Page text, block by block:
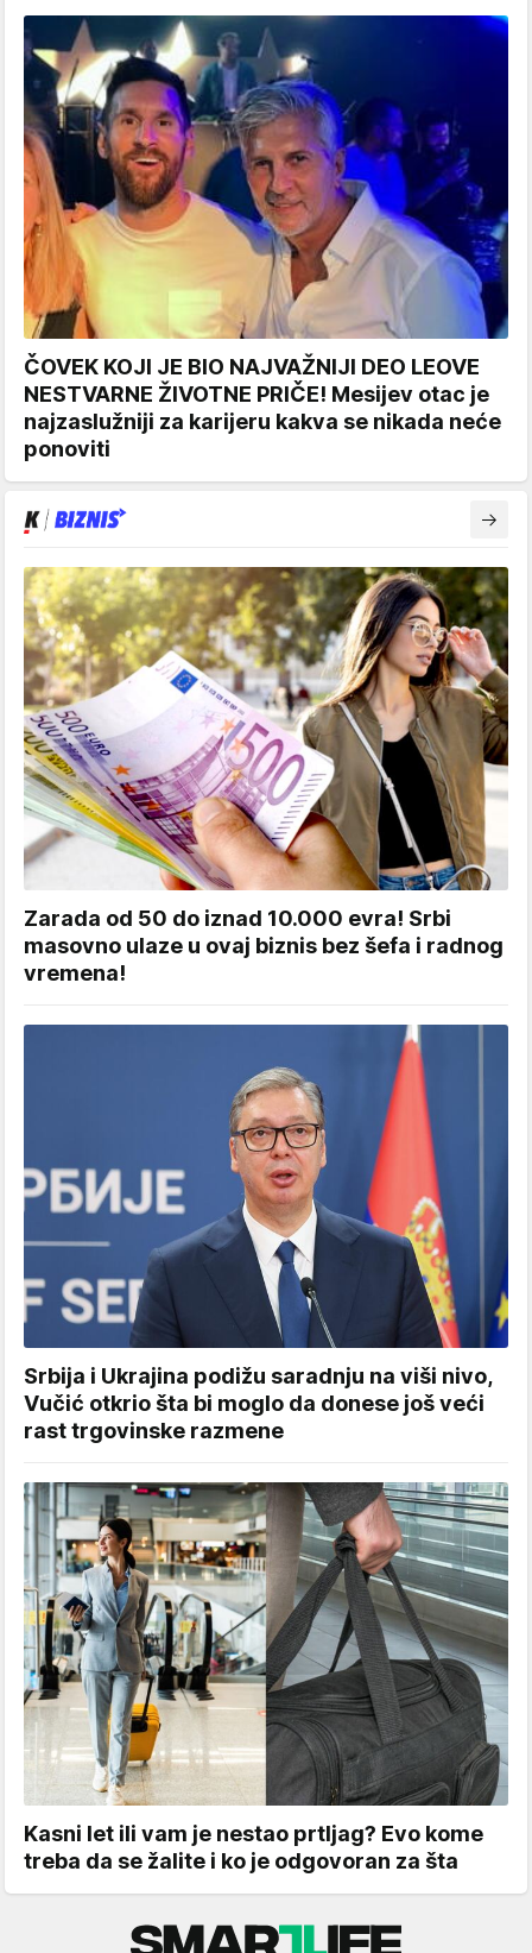
ČOVEK KOJI JE BIO NAJVAŽNIJI DEO LEOVE
NESTVARNE ŽIVOTNE PRIČE! Mesijev otac je
najzaslužniji za karijeru kakva se nikada neće
ponoviti
Zarada od 50 do iznad 10.000 evra! Srbi
masovno ulaze u ovaj biznis bez šefa i radnog
vremena!
Srbija i Ukrajina podižu saradnju na viši nivo,
Vučić otkrio šta bi moglo da donese još veći
rast trgovinske razmene
Kasni let ili vam je nestao prtljag? Evo kome
treba da se žalite i ko je odgovoran za šta